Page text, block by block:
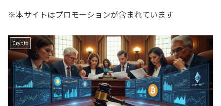
※本サイトはプロモーションが含まれています
Crypto